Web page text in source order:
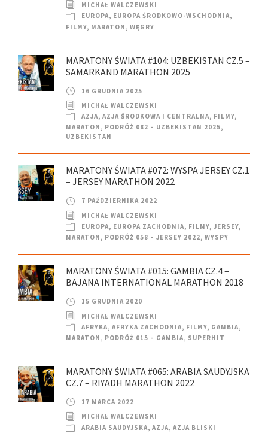
MICHAŁ WALCZEWSKI
EUROPA, EUROPA ŚRODKOWO-WSCHODNIA,
FILMY, MARATON , WĘGRY
MARATONY ŚWIATA #104: UZBEKISTAN CZ.5 –
SAMARKAND MARATHON 2025
16 GRUDNIA 2025
MICHAŁ WALCZEWSKI
AZJA, AZJA ŚRODKOWA I CENTRALNA, FILMY,
MARATON , PODRÓŻ 082 – UZBEKISTAN 2025,
UZBEKISTAN
MARATONY ŚWIATA #072: WYSPA JERSEY CZ.1
– JERSEY MARATHON 2022
7 PAŹDZIERNIKA 2022
MICHAŁ WALCZEWSKI
EUROPA, EUROPA ZACHODNIA, FILMY, JERSEY,
MARATON , PODRÓŻ 058 – JERSEY 2022, WYSPY
MARATONY ŚWIATA #015: GAMBIA CZ.4 –
BAJANA INTERNATIONAL MARATHON 2018
15 GRUDNIA 2020
MICHAŁ WALCZEWSKI
AFRYKA, AFRYKA ZACHODNIA, FILMY, GAMBIA,
MARATON , PODRÓŻ 015 – GAMBIA, SUPERHIT
MARATONY ŚWIATA #065: ARABIA SAUDYJSKA
CZ.7 – RIYADH MARATHON 2022
17 MARCA 2022
MICHAŁ WALCZEWSKI
ARABIA SAUDYJSKA, AZJA, AZJA BLISKI